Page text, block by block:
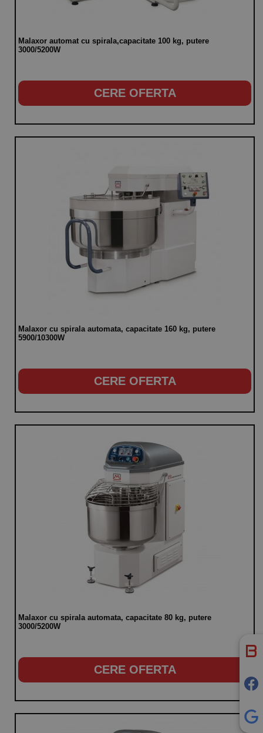
Malaxor automat cu spirala,capacitate 100 kg, putere
3000/5200W
CERE OFERTA
Malaxor cu spirala automata, capacitate 160 kg, putere
5900/10300W
CERE OFERTA
Malaxor cu spirala automata, capacitate 80 kg, putere
3000/5200W
CERE OFERTA